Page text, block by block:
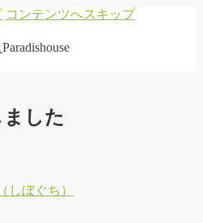
コンテンツへスキップ
Paradishouse
した
しぼぐち）